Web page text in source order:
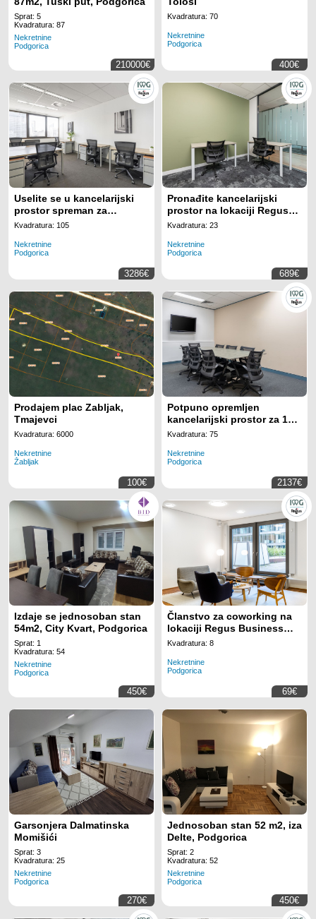
Sprat: 5
Kvadratura: 87
Nekretnine
Podgorica
210000€
Kvadratura: 70
Nekretnine
Podgorica
400€
Uselite se u kancelarijski
prostor spreman za
korišćenje za 15 radnih
Business Tower
Montenegro
Kvadratura: 105
Nekretnine
Podgorica
3286€
Pronađite kancelarijski
prostor na lokaciji Regus
Business Tower
zaposlenih uz potpuno
uključenu uslugu
Kvadratura: 23
Nekretnine
Podgorica
689€
Prodajem plac Zabljak,
Tmajevci
Kvadratura: 6000
Nekretnine
Žabljak
100€
Potpuno opremljen
kancelarijski prostor za 10
radnih mjesta na lokaciji
Montenegro
Kvadratura: 75
Nekretnine
Podgorica
2137€
Izdaje se jednosoban stan
54m2, City Kvart, Podgorica
Sprat: 1
Kvadratura: 54
Nekretnine
Podgorica
450€
Članstvo za coworking na
lokaciji Regus Business
Tower Montenegro
Kvadratura: 8
Nekretnine
Podgorica
69€
Garsonjera Dalmatinska
Momišići
Sprat: 3
Kvadratura: 25
Nekretnine
Podgorica
270€
Jednosoban stan 52 m2, iza
Delte, Podgorica
Sprat: 2
Kvadratura: 52
Nekretnine
Podgorica
450€